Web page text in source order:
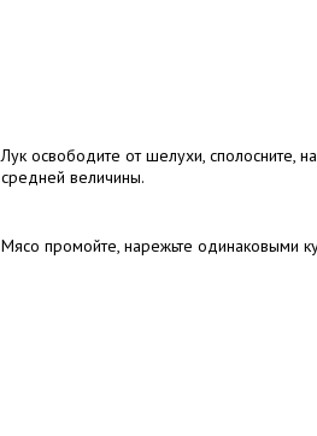
Лук освободите от шелухи, сполосните,
средней величины.
Мясо промойте, нарежьте одинаковыми